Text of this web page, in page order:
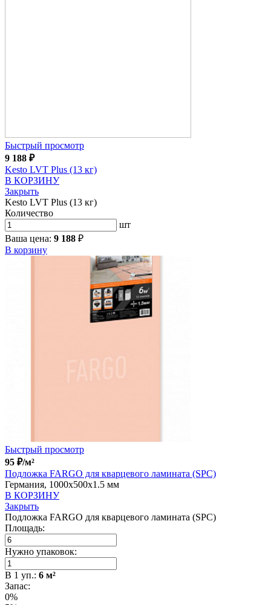
Быстрый просмотр
9 188 ₽
Kesto LVT Plus (13 кг)
В КОРЗИНУ
Закрыть
Kesto LVT Plus (13 кг)
Количество
шт
Ваша цена: 9 188 ₽
В корзину
Быстрый просмотр
95 ₽/м²
Подложка FARGO для кварцевого ламината (SPC)
Германия, 1000x500x1.5 мм
В КОРЗИНУ
Закрыть
Подложка FARGO для кварцевого ламината (SPC)
Площадь:
Нужно упаковок:
В 1 уп.: 6 м²
Запас:
0%